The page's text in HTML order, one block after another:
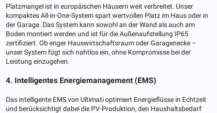
Platzmangel ist in europäischen Häusern weit verbreitet. Unser
kompaktes All-in-One-System spart wertvollen Platz im Haus oder in
der Garage. Das System kann sowohl an der Wand als auch am
Boden montiert werden und ist für die Außenaufstellung IP65
zertifiziert. Ob enger Hauswirtschaftsraum oder Garagenecke –
unser System fügt sich nahtlos ein, ohne Kompromisse bei der
Leistung einzugehen.
4. Intelligentes Energiemanagement (EMS)
Das intelligente EMS von Ultimati optimiert Energieflüsse in Echtzeit
und berücksichtigt dabei die PV-Produktion, den Haushaltsbedarf